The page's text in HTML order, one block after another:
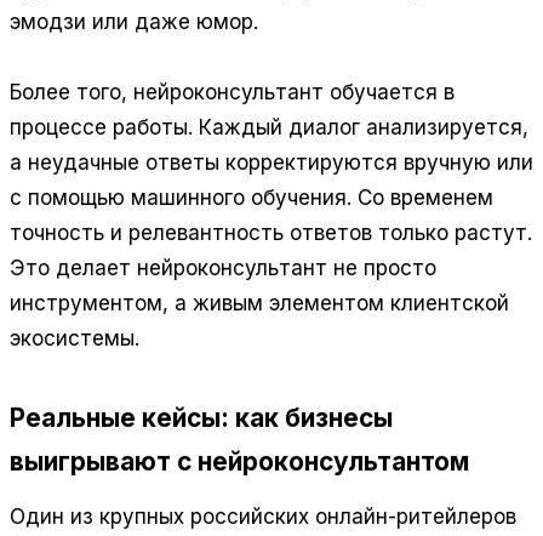
эмодзи или даже юмор.
Более того, нейроконсультант обучается в
процессе работы. Каждый диалог анализируется,
а неудачные ответы корректируются вручную или
с помощью машинного обучения. Со временем
точность и релевантность ответов только растут.
Это делает нейроконсультант не просто
инструментом, а живым элементом клиентской
экосистемы.
Реальные кейсы: как бизнесы
выигрывают с нейроконсультантом
Один из крупных российских онлайн-ритейлеров